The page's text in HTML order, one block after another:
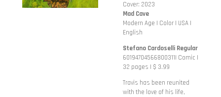
Cover: 2023
Mad Cave
Modern Age | Color | USA |
English
Stefano Cardoselli Regular
60194704566800311| Comic |
32 pages | $ 3.99
Travis has been reunited
with the love of his life,